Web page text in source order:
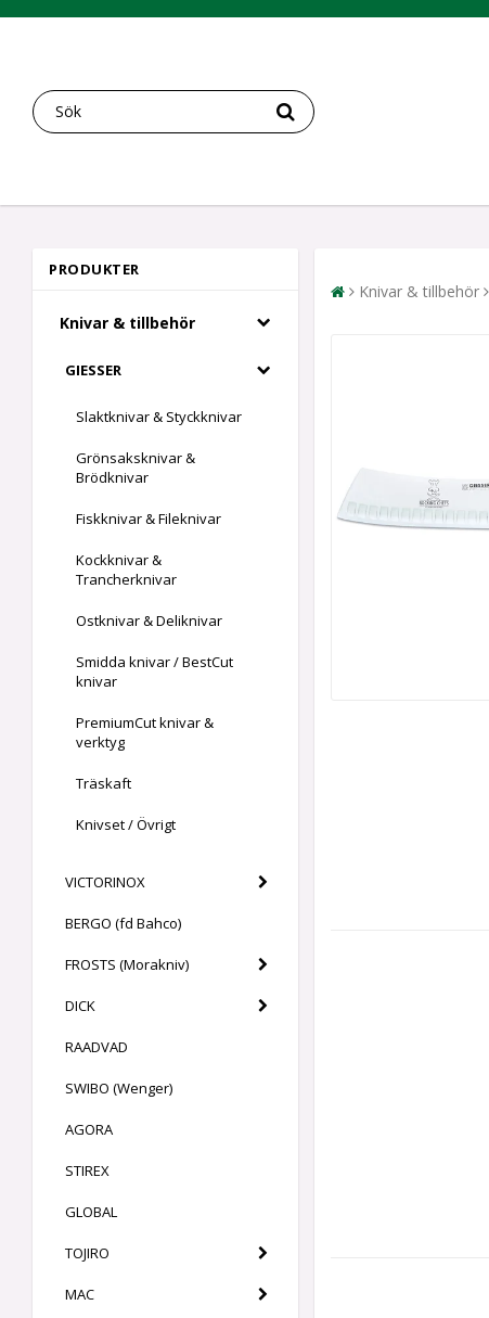
PRODUKTER
Knivar & tillbehör
GIESSER
Slaktknivar & Styckknivar
Grönsaksknivar &
Brödknivar
Fiskknivar & Fileknivar
Kockknivar &
Trancherknivar
Ostknivar & Deliknivar
Smidda knivar / BestCut
knivar
PremiumCut knivar &
verktyg
Träskaft
Knivset / Övrigt
VICTORINOX
BERGO (fd Bahco)
FROSTS (Morakniv)
DICK
RAADVAD
SWIBO (Wenger)
AGORA
STIREX
GLOBAL
TOJIRO
MAC
Knivar & tillbehör